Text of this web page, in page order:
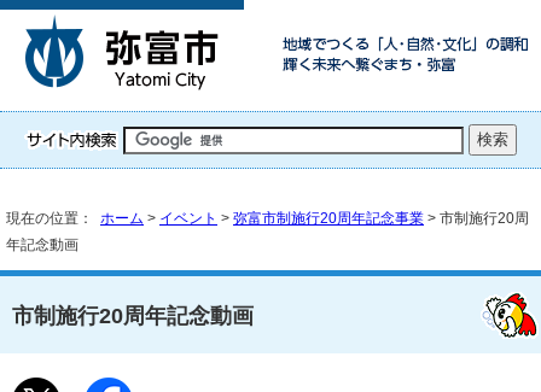
現在の位置： ホーム > イベント > 弥富市制施行20周年記念事業 > 市制施行20周
年記念動画
市制施行20周年記念動画